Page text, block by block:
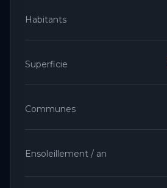
Habitants
Superficie
Communes
Ensoleillement / an